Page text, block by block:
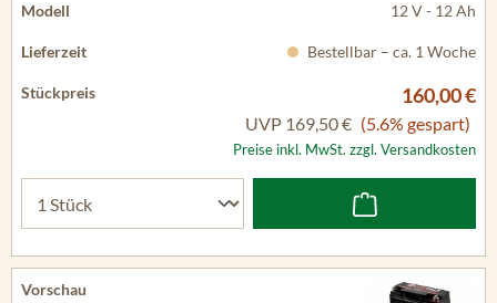
12 V - 12 Ah
Bestellbar – ca. 1 Woche
160,00 €
UVP 169,50 € (5.6% gespart)
Preise inkl. MwSt. zzgl. Versandkosten